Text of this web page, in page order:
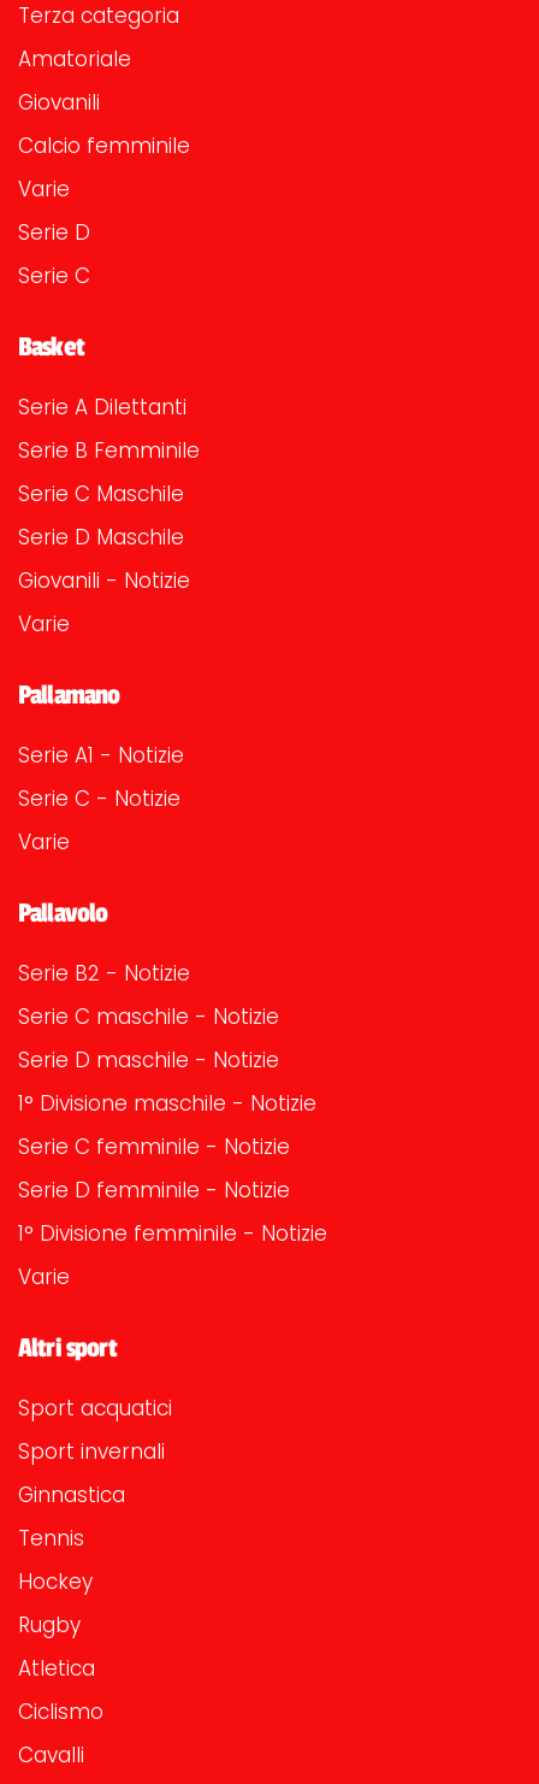
Terza categoria
Amatoriale
Giovanili
Calcio femminile
Varie
Serie D
Serie C
Basket
Serie A Dilettanti
Serie B Femminile
Serie C Maschile
Serie D Maschile
Giovanili - Notizie
Varie
Pallamano
Serie A1 - Notizie
Serie C - Notizie
Varie
Pallavolo
Serie B2 - Notizie
Serie C maschile - Notizie
Serie D maschile - Notizie
1° Divisione maschile - Notizie
Serie C femminile - Notizie
Serie D femminile - Notizie
1° Divisione femminile - Notizie
Varie
Altri sport
Sport acquatici
Sport invernali
Ginnastica
Tennis
Hockey
Rugby
Atletica
Ciclismo
Cavalli